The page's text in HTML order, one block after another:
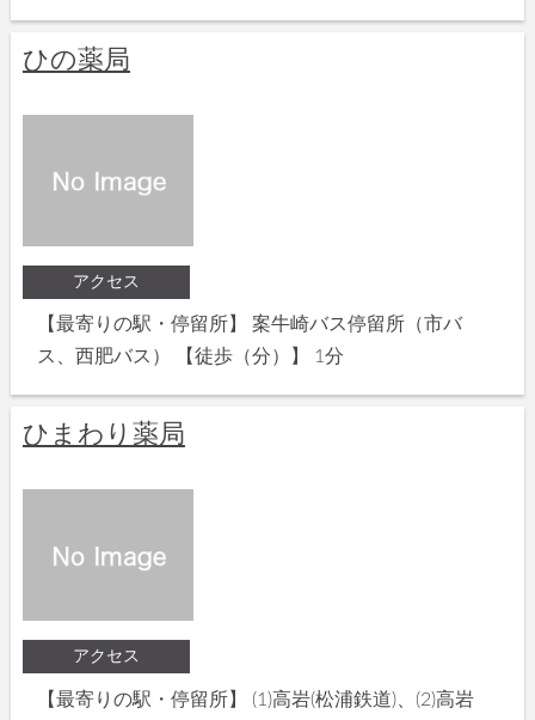
ひの薬局
アクセス
【最寄りの駅・停留所】 案牛崎バス停留所（市バ
ス、西肥バス） 【徒歩（分）】 1分
ひまわり薬局
アクセス
【最寄りの駅・停留所】 (1)高岩(松浦鉄道)、(2)高岩